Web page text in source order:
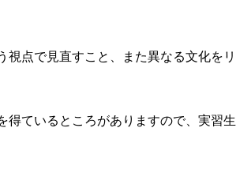
点で見直すこと、また異なる文化を
ているところがありますので、実習